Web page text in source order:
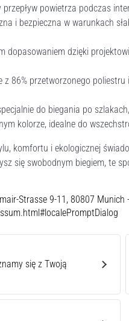
powietrza podczas
i bezpieczna w warunkach
dopasowaniem dzięki
z 86% przetworzonego
do biegania po
kolorze, idealne do
komfortu i ekologicznej
się swobodnym biegiem, te
Strasse 9-11, 80807 Munich
się z Twoją